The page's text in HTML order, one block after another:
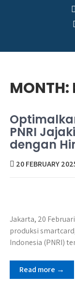
MONTH:
PNRI
dengan
20 FEBRUARY
Jakarta, 20
produksi
Indonesia (PNRI)
Read more →